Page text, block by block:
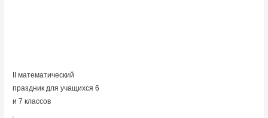
II математический
праздник для учащихся 6
и 7 классов